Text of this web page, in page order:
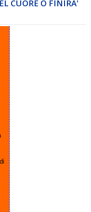
CUORE O FINIRA'